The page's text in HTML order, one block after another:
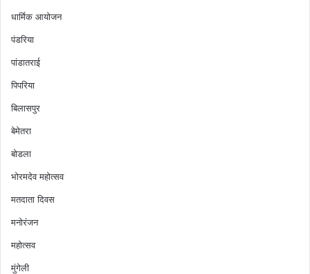
धार्मिक आयोजन
पंडरिया
पांडातराई
पिपरिया
बिलासपुर
बेमेतरा
बोडला
भोरमदेव महोत्सव
मतदाता दिवस
मनोरंजन
महोत्सव
मुंगेली